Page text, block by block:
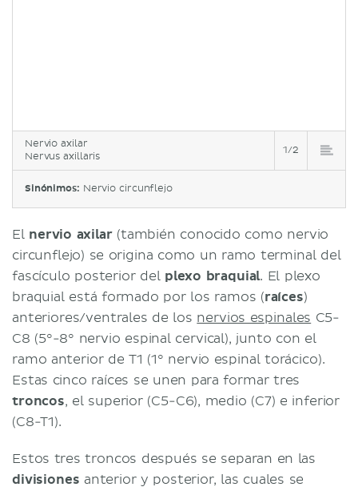
Nervio axilar
Nervus axillaris
1/2
Sinónimos: Nervio circunflejo
El nervio axilar(también conocido como nervio
circunflejo) se origina como un ramo terminal del
fascículo posterior del plexo braquial. El plexo
braquial está formado por los ramos (raíces)
anteriores/ventrales de los nervios espinales C5-
C8 (5°-8° nervio espinal cervical), junto con el
ramo anterior de T1 (1° nervio espinal torácico).
Estas cinco raíces se unen para formar tres
troncos, el superior (C5-C6), medio (C7) e inferior
(C8-T1).
Estos tres troncos después se separan en las
divisiones anterior y posterior, las cuales se